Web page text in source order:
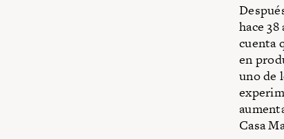
hace
cuenta
en
uno de
Casa